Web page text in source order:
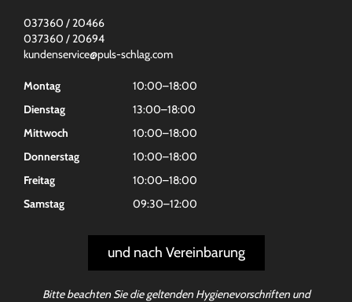
037360 / 20466
037360 / 20694
kundenservice@puls-schlag.com
Montag
10:00–18:00
Dienstag
13:00–18:00
Mittwoch
10:00–18:00
Donnerstag
10:00–18:00
Freitag
10:00–18:00
Samstag
09:30–12:00
und nach Vereinbarung
Bitte beachten Sie die geltenden Hygienevorschriften und